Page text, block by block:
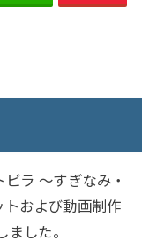
ラ ～すぎなみ・
トおよび動画制作
した。